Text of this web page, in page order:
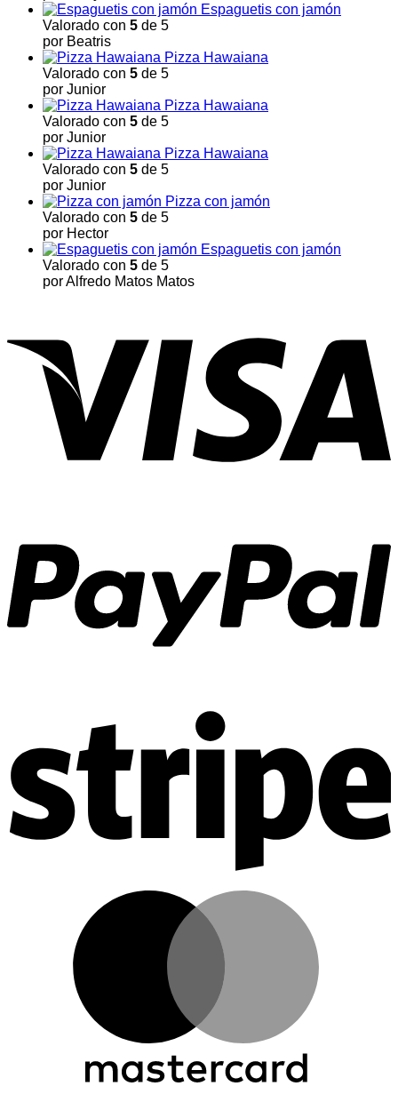
Espaguetis con jamón
Valorado con 5 de 5
por Beatris
Pizza Hawaiana
Valorado con 5 de 5
por Junior
Pizza Hawaiana
Valorado con 5 de 5
por Junior
Pizza Hawaiana
Valorado con 5 de 5
por Junior
Pizza con jamón
Valorado con 5 de 5
por Hector
Espaguetis con jamón
Valorado con 5 de 5
por Alfredo Matos Matos